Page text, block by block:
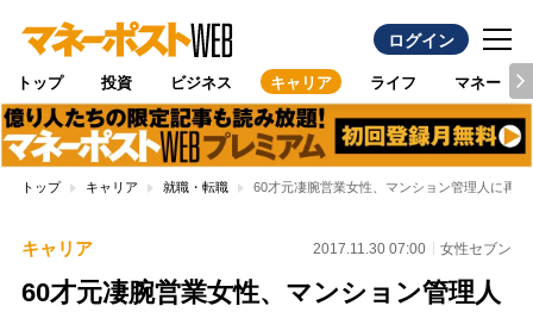
ログイン
トップ 投資 ビジネス キャリア ライフ マネー
トップ キャリア 就職・転職 60才元凄腕営業女性、マンション管理人に再就
キャリア 2017.11.30 07:00 女性セブン
60才元凄腕営業女性、マンション管理人